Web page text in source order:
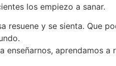
los empiezo a sanar.
resuene y se sienta. Que
enseñarnos, aprendamos